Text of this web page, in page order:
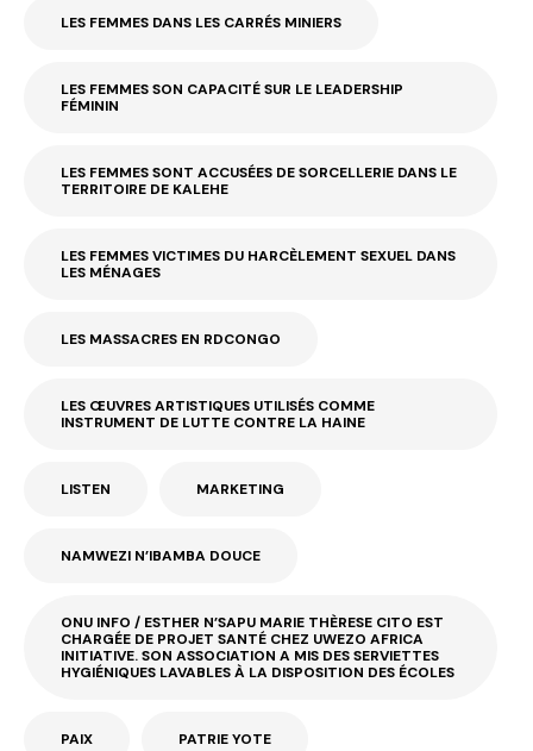
LES FEMMES DANS LES CARRÉS MINIERS
LES FEMMES SON CAPACITÉ SUR LE LEADERSHIP
FÉMININ
LES FEMMES SONT ACCUSÉES DE SORCELLERIE DANS LE
TERRITOIRE DE KALEHE
LES FEMMES VICTIMES DU HARCÈLEMENT SEXUEL DANS
LES MÉNAGES
LES MASSACRES EN RDCONGO
LES ŒUVRES ARTISTIQUES UTILISÉS COMME
INSTRUMENT DE LUTTE CONTRE LA HAINE
LISTEN MARKETING
NAMWEZI N’IBAMBA DOUCE
ONU INFO / ESTHER N’SAPU MARIE THÈRESE CITO EST
CHARGÉE DE PROJET SANTÉ CHEZ UWEZO AFRICA
INITIATIVE. SON ASSOCIATION A MIS DES SERVIETTES
HYGIÉNIQUES LAVABLES À LA DISPOSITION DES ÉCOLES
PAIX PATRIE YOTE